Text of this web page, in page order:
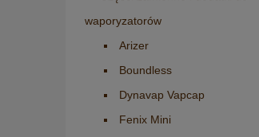
waporyzatorów
Arizer
Boundless
Dynavap Vapcap
Fenix Mini